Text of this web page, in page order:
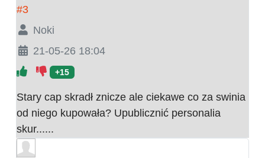
#3
Noki
21-05-26 18:04
+15
Stary cap skradł znicze ale ciekawe co za swinia
od niego kupowała? Upublicznić personalia
skur......